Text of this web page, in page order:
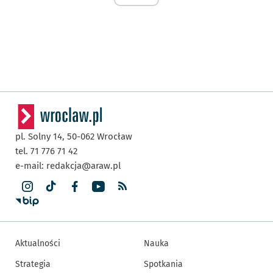
pl. Solny 14, 50-062 Wrocław
tel. 71 776 71 42
e-mail: redakcja@araw.pl
Aktualności
Strategia
Nauka
Spotkania